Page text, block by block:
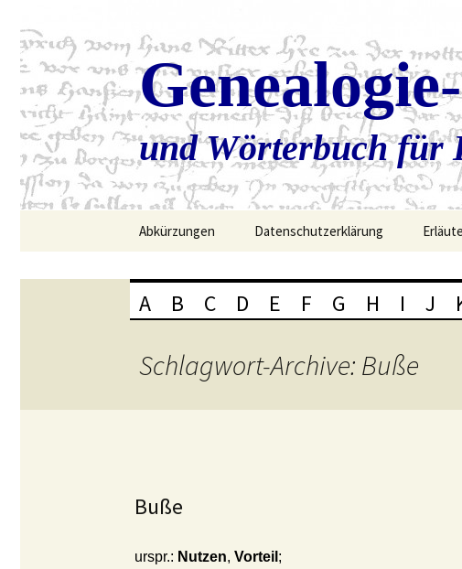
und Wörterbuch für
Abkürzungen Datenschutzerklärung
A B C D E F G H I J
Schlagwort-Archive: Buße
Buße
urspr.: Nutzen, Vorteil ;